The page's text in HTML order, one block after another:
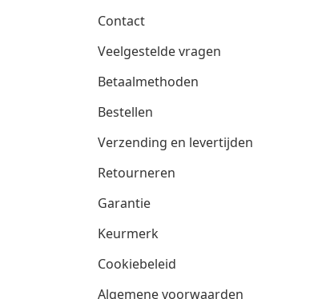
Contact
Veelgestelde vragen
Betaalmethoden
Bestellen
Verzending en levertijden
Retourneren
Garantie
Keurmerk
Cookiebeleid
Algemene voorwaarden